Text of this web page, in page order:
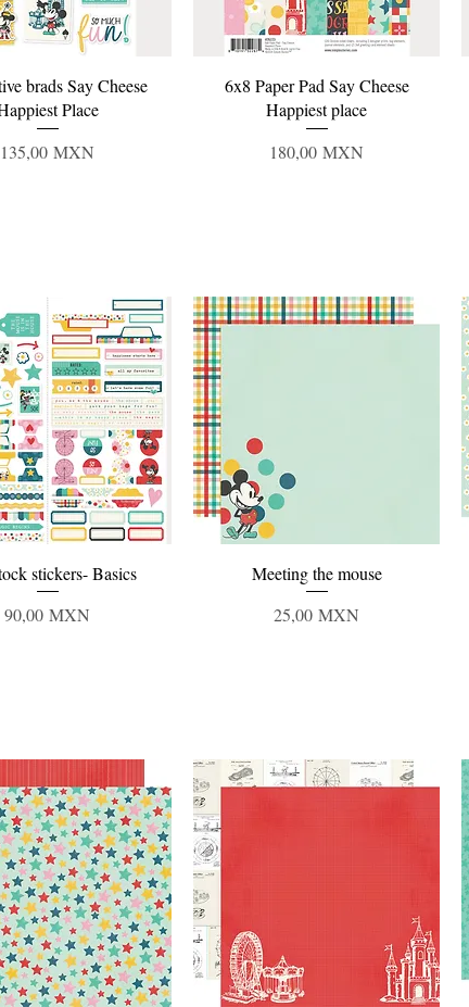
Vista rápida
brads Say Cheese
Place
Precio
135,00 MXN
Vista rápida
6x8 Paper Pad Say Cheese
Happiest place
Precio
180,00 MXN
Vista rápida
stickers- Basics
Precio
90,00 MXN
Vista rápida
Meeting the mouse
Precio
25,00 MXN